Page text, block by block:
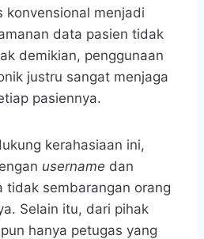
konvensional menjadi
data pasien tidak
demikian, penggunaan
justru sangat menjaga
pasiennya.
kerahasiaan ini,
username dan
tidak sembarangan orang
Selain itu, dari pihak
hanya petugas yang